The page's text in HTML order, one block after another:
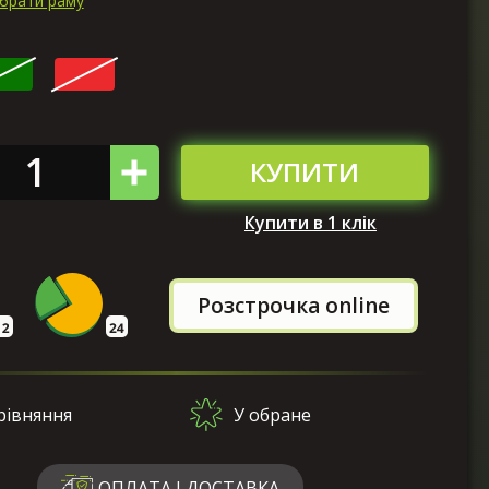
КУПИТИ
Купити в 1 клік
Розстрочка online
У обране